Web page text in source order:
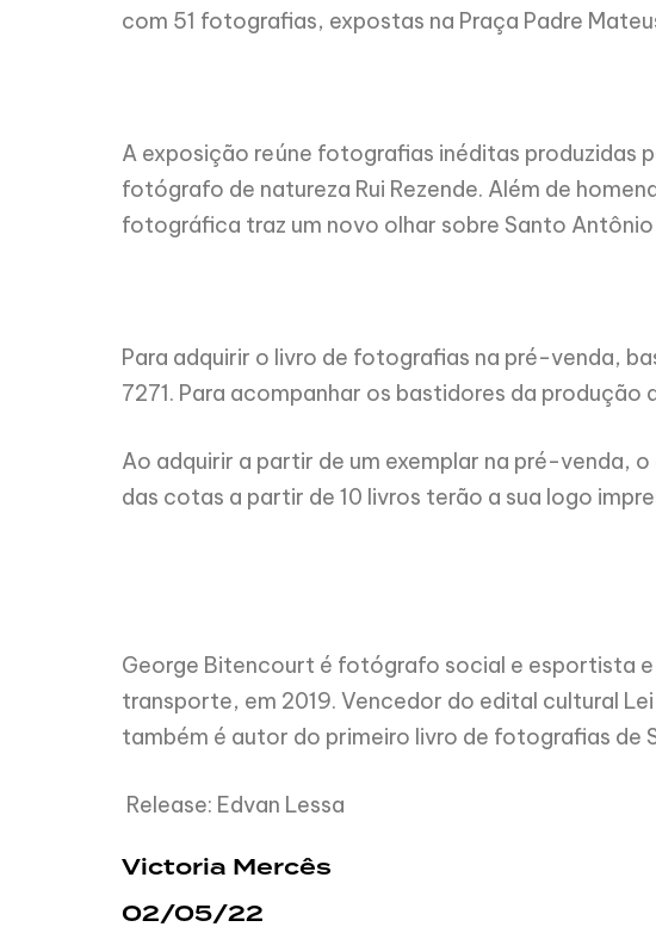
com 51 fotografias, expostas na Praça Padre
A exposição reúne fotografias inéditas produzidas
fotógrafo de natureza Rui Rezende. Além de
fotográfica traz um novo olhar sobre Santo
Para adquirir o livro de fotografias na pré-venda,
7271. Para acompanhar os bastidores da
Ao adquirir a partir de um exemplar na pré-venda,
das cotas a partir de 10 livros terão a sua logo
George Bitencourt é fotógrafo social e esportista
transporte, em 2019. Vencedor do edital cultural
também é autor do primeiro livro de fotografias de
Release: Edvan Lessa
Victoria Mercês
02/05/22